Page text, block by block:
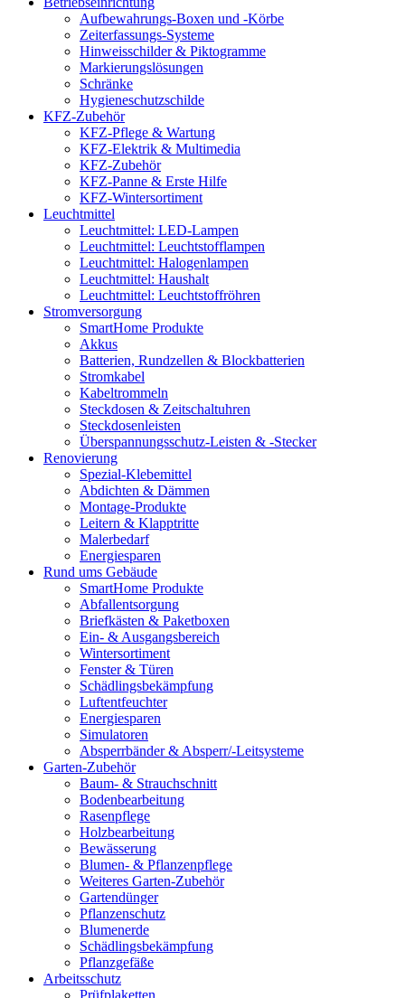
Aufbewahrungs-Boxen und -Körbe
Zeiterfassungs-Systeme
Hinweisschilder & Piktogramme
Markierungslösungen
Schränke
Hygieneschutzschilde
KFZ-Zubehör
KFZ-Pflege & Wartung
KFZ-Elektrik & Multimedia
KFZ-Zubehör
KFZ-Panne & Erste Hilfe
KFZ-Wintersortiment
Leuchtmittel
Leuchtmittel: LED-Lampen
Leuchtmittel: Leuchtstofflampen
Leuchtmittel: Halogenlampen
Leuchtmittel: Haushalt
Leuchtmittel: Leuchtstoffröhren
Stromversorgung
SmartHome Produkte
Akkus
Batterien, Rundzellen & Blockbatterien
Stromkabel
Kabeltrommeln
Steckdosen & Zeitschaltuhren
Steckdosenleisten
Überspannungsschutz-Leisten & -Stecker
Renovierung
Spezial-Klebemittel
Abdichten & Dämmen
Montage-Produkte
Leitern & Klapptritte
Malerbedarf
Energiesparen
Rund ums Gebäude
SmartHome Produkte
Abfallentsorgung
Briefkästen & Paketboxen
Ein- & Ausgangsbereich
Wintersortiment
Fenster & Türen
Schädlingsbekämpfung
Luftentfeuchter
Energiesparen
Simulatoren
Absperrbänder & Absperr/-Leitsysteme
Garten-Zubehör
Baum- & Strauchschnitt
Bodenbearbeitung
Rasenpflege
Holzbearbeitung
Bewässerung
Blumen- & Pflanzenpflege
Weiteres Garten-Zubehör
Gartendünger
Pflanzenschutz
Blumenerde
Schädlingsbekämpfung
Pflanzgefäße
Arbeitsschutz
Prüfplaketten